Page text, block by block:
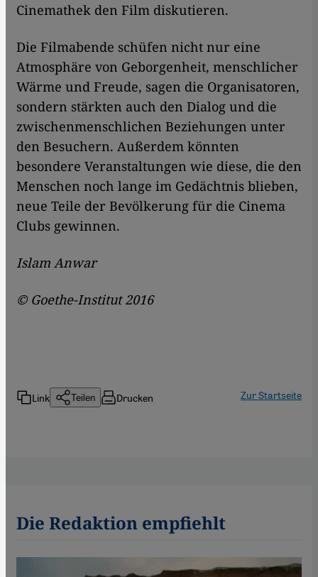
Cinemathek den Film diskutieren.
Die Filmabende schüfen nicht nur eine
Atmosphäre von Geborgenheit, menschlicher
Wärme und Freude, sagen die Organisatoren,
sondern stärkten auch den Dialog und die
zwischenmenschlichen Beziehungen unter
den Besuchern. Außerdem könnten
besondere Veranstaltungen wie diese, die den
Menschen noch lange im Gedächtnis blieben,
neue Teile der Bevölkerung für die Cinema
Clubs gewinnen.
Islam Anwar
© Goethe-Institut 2016
Link Teilen Drucken Zur Startseite
Die Redaktion empfiehlt